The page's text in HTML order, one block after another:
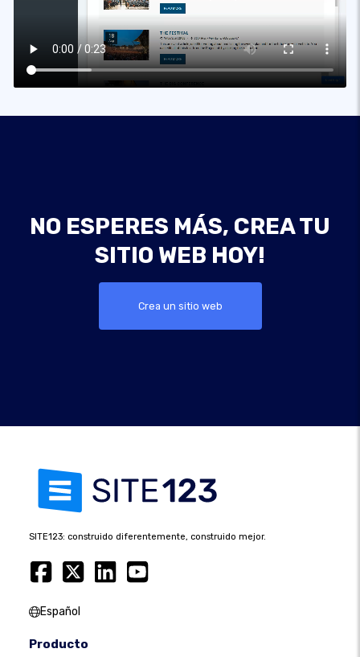
NO ESPERES MÁS, CREA TU
SITIO WEB HOY!
Crea un sitio web
SITE123: construido diferentemente, construido mejor.
Español
Producto